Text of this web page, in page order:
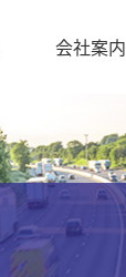
会社案内